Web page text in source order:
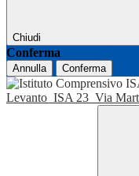
Chiudi
Conferma
Annulla Conferma
Levanto ISA 23 Via